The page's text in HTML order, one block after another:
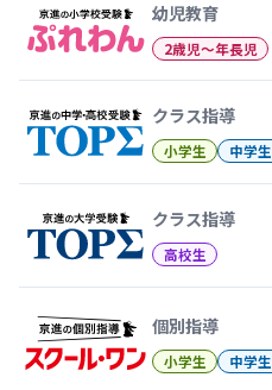
幼児教育
2歳児〜年長児
クラス指導
小学生 中学生
クラス指導
高校生
個別指導
小学生 中学生